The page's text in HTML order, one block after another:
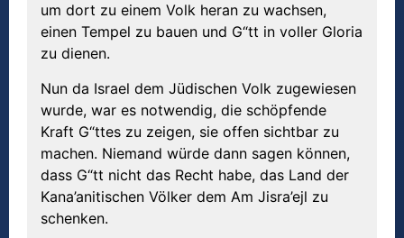
um dort zu einem Volk heran zu wachsen,
einen Tempel zu bauen und G“tt in voller Gloria
zu dienen.
Nun da Israel dem Jüdischen Volk zugewiesen
wurde, war es notwendig, die schöpfende
Kraft G“ttes zu zeigen, sie offen sichtbar zu
machen. Niemand würde dann sagen können,
dass G“tt nicht das Recht habe, das Land der
Kana’anitischen Völker dem Am Jisra’ejl zu
schenken.